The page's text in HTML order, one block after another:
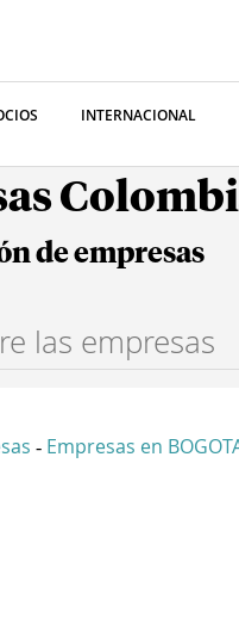
INTERNACIONAL
de empresas
- Empresas en